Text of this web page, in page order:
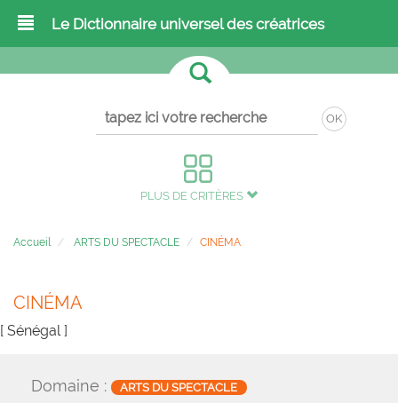
Le Dictionnaire universel des créatrices
OK
PLUS DE CRITÈRES
Accueil ARTS DU SPECTACLE CINÉMA
CINÉMA
[ Sénégal ]
Domaine : ARTS DU SPECTACLE